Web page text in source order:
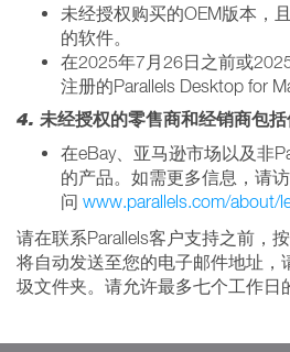
未经授权购买的OEM版本，
的软件。
在2025年7月26日之前或
注册的Parallels Desktop for
4. 未经授权的零售商和经销商包括
在eBay、亚马逊市场以及非
的产品。如需更多信息，请访
问 www.parallels.com/about/
请在联系Parallels客户支持之前，
将自动发送至您的电子邮件地址，
圾文件夹。请允许最多七个工作日